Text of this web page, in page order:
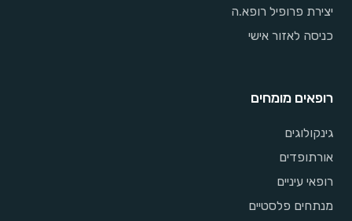
יצירת פרופיל רופא.ה
כניסה לאזור אישי
רופאים מומחים
גינקולוגים
אורתופדים
רופאי עיניים
מנתחים פלסטיים